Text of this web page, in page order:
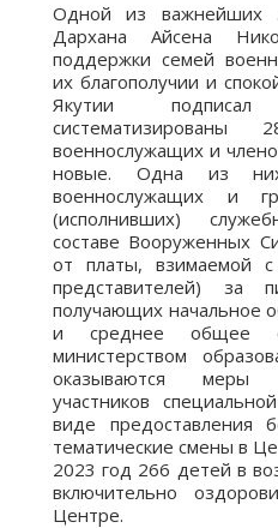
Одной из важнейших
Дархана Айсена
поддержки семей
их благополучии и
Якутии
военнослужащих и
новые. Одна из
военнослужащих и
(исполнивших)
составе Вооруженных
от платы, взимаемой
представителей) за
получающих начальное
и среднее общее
министерством
оказываются меры
участников
виде предоставления
тематические смены в
2023 год 266 детей в
включительно
Центре.